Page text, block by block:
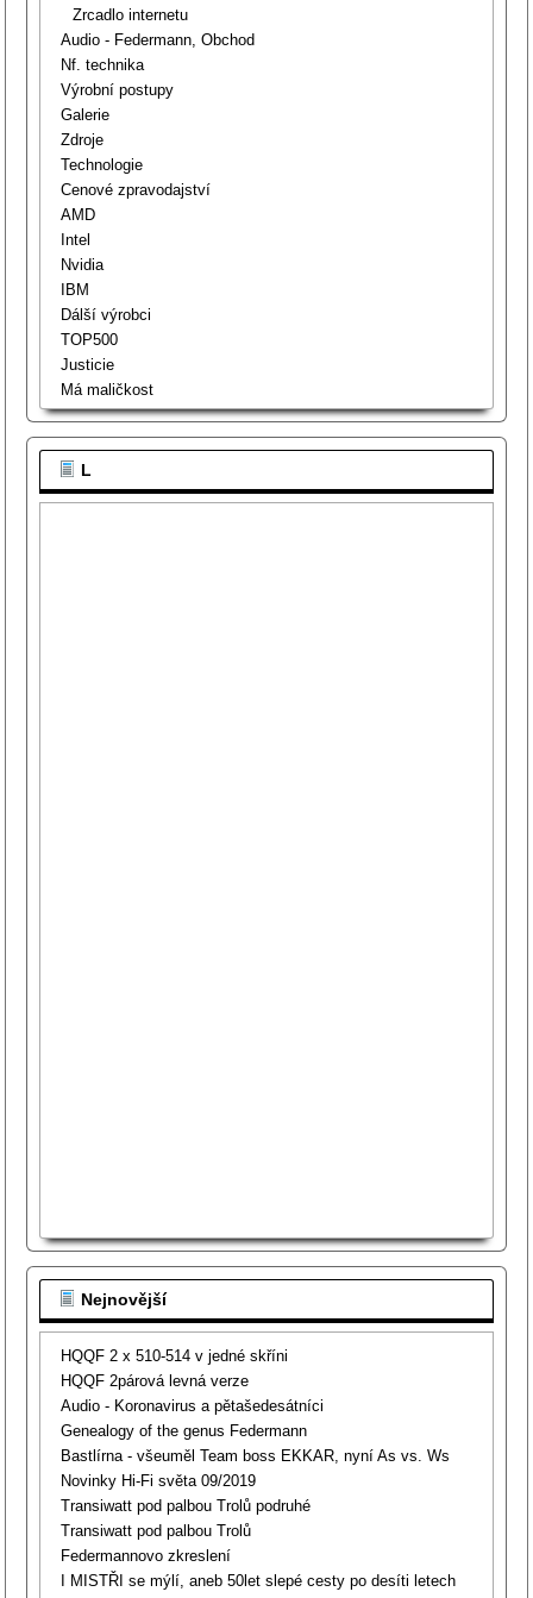
Zrcadlo internetu
Audio - Federmann, Obchod
Nf. technika
Výrobní postupy
Galerie
Zdroje
Technologie
Cenové zpravodajství
AMD
Intel
Nvidia
IBM
Dálší výrobci
TOP500
Justicie
Má maličkost
L
Nejnovější
HQQF 2 x 510-514 v jedné skříni
HQQF 2párová levná verze
Audio - Koronavirus a pětašedesátníci
Genealogy of the genus Federmann
Bastlírna - všeuměl Team boss EKKAR, nyní As vs. Ws
Novinky Hi-Fi světa 09/2019
Transiwatt pod palbou Trolů podruhé
Transiwatt pod palbou Trolů
Federmannovo zkreslení
I MISTŘI se mýlí, aneb 50let slepé cesty po desíti letech